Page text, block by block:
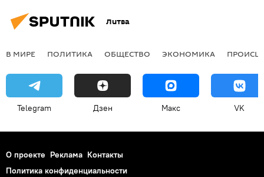
Литва
В МИРЕ ПОЛИТИКА ОБЩЕСТВО ЭКОНОМИКА
Telegram Дзен Макс VK
О проекте Реклама Контакты
Политика конфиденциальности